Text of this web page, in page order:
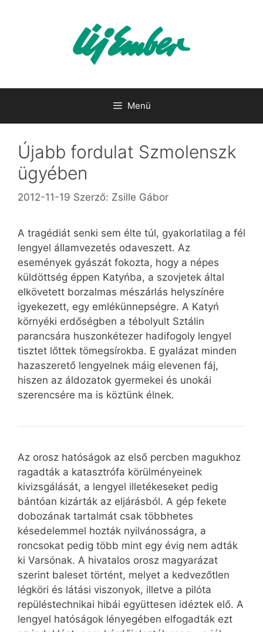
Menü
Újabb fordulat Szmolenszk
ügyében
2012-11-19 Szerző: Zsille Gábor
A tragédiát senki sem élte túl, gyakorlatilag a fél
lengyel államvezetés odaveszett. Az
események gyászát fokozta, hogy a népes
küldöttség éppen Katyńba, a szovjetek által
elkövetett borzalmas mészárlás helyszínére
igyekezett, egy emlékünnepségre. A Katyń
környéki erdőségben a tébolyult Sztálin
parancsára huszonkétezer hadifogoly lengyel
tisztet lőttek tömegsírokba. E gyalázat minden
hazaszerető lengyelnek máig elevenen fáj,
hiszen az áldozatok gyermekei és unokái
szerencsére ma is köztünk élnek.
Az orosz hatóságok az első percben magukhoz
ragadták a katasztrófa körülményeinek
kivizsgálását, a lengyel illetékeseket pedig
bántóan kizárták az eljárásból. A gép fekete
dobozának tartalmát csak többhetes
késedelemmel hozták nyilvánosságra, a
roncsokat pedig több mint egy évig nem adták
ki Varsónak. A hivatalos orosz magyarázat
szerint baleset történt, melyet a kedvezőtlen
légköri és látási viszonyok, illetve a pilóta
repüléstechnikai hibái együttesen idéztek elő. A
lengyel hatóságok lényegében elfogadták ezt